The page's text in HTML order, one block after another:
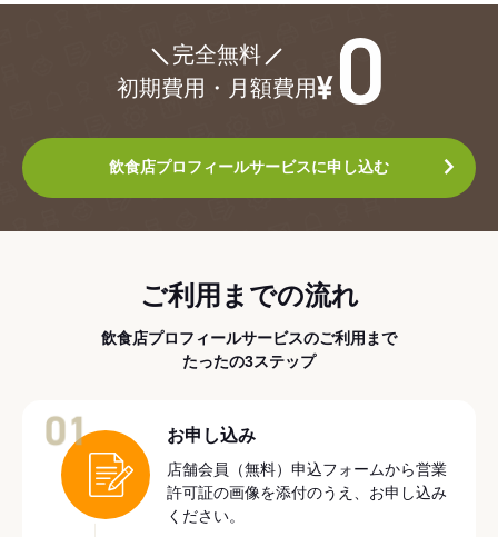
完全無料
初期費用・月額費用
飲食店プロフィールサービスに申し込む
ご利用までの流れ
飲食店プロフィールサービスのご利用まで
たったの3ステップ
お申し込み
店舗会員（無料）申込フォームから営業
許可証の画像を添付のうえ、お申し込み
ください。